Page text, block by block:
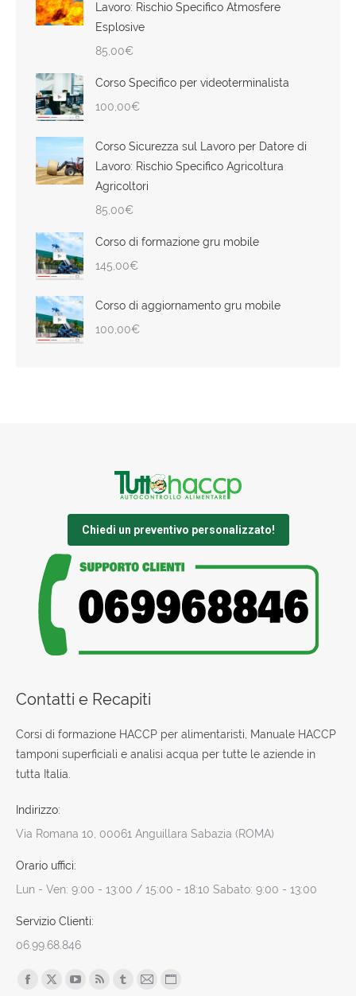
Lavoro: Rischio Specifico Atmosfere
Esplosive
85,00€
Corso Specifico per videoterminalista
100,00€
Corso Sicurezza sul Lavoro per Datore di
Lavoro: Rischio Specifico Agricoltura
Agricoltori
85,00€
Corso di formazione gru mobile
145,00€
Corso di aggiornamento gru mobile
100,00€
Chiedi un preventivo personalizzato!
Contatti e Recapiti
Corsi di formazione HACCP per alimentaristi, Manuale HACCP
tamponi superficiali e analisi acqua per tutte le aziende in
tutta Italia.
Indirizzo:
Via Romana 10, 00061 Anguillara Sabazia (ROMA)
Orario uffici:
Lun - Ven: 9:00 - 13:00 / 15:00 - 18:10 Sabato: 9:00 - 13:00
Servizio Clienti:
06.99.68.846
Find us on:
Facebook
X
TumblrMailSito